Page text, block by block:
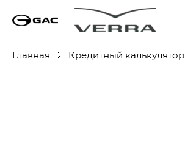
Главная Кредитный калькулятор